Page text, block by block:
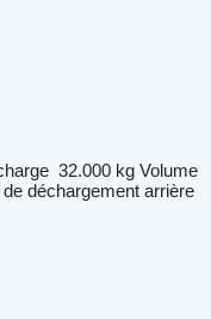
32.000 kg Volume
de déchargement arrière